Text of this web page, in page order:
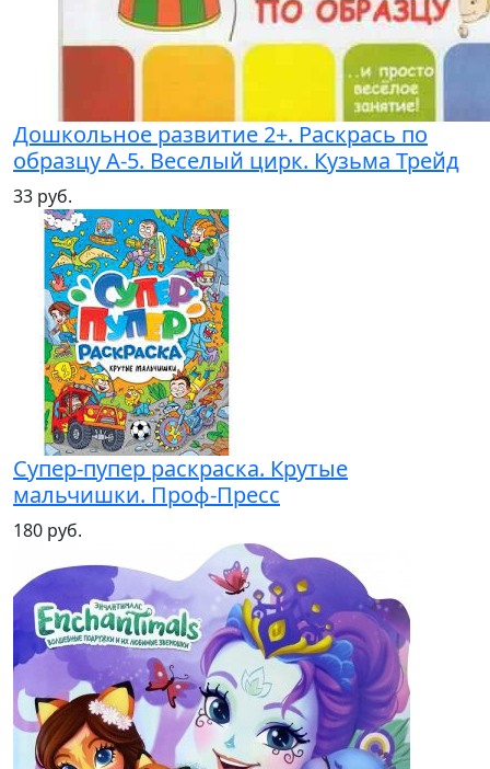
Дошкольное развитие 2+. Раскрась по
образцу А-5. Веселый цирк. Кузьма Трейд
33 руб.
Супер-пупер раскраска. Крутые
мальчишки. Проф-Пресс
180 руб.